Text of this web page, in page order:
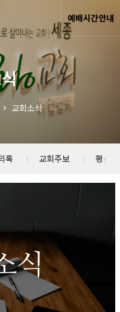
예배시간안내
교회소식
록 교회주보 평신
식